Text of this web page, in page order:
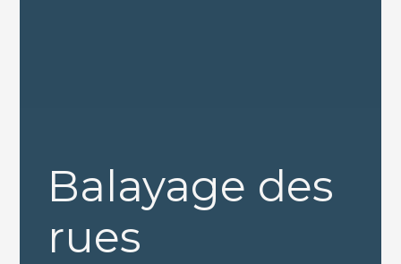
Balayage des
rues